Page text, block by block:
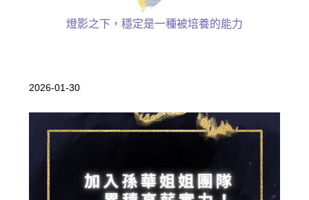
燈影之下，穩定是一種被培養的能力
2026-01-30